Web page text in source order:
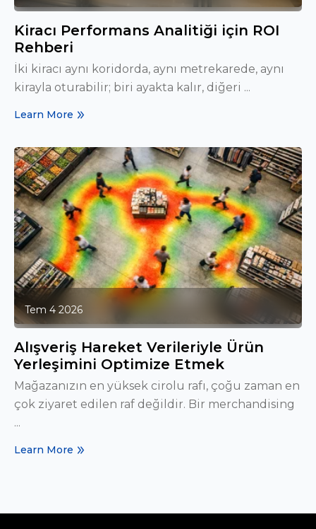
Kiracı Performans Analitiği için ROI
Rehberi
İki kiracı aynı koridorda, aynı metrekarede, aynı
kirayla oturabilir; biri ayakta kalır, diğeri ...
Learn More
Tem 4 2026
Alışveriş Hareket Verileriyle Ürün
Yerleşimini Optimize Etmek
Mağazanızın en yüksek cirolu rafı, çoğu zaman en
çok ziyaret edilen raf değildir. Bir merchandising
...
Learn More